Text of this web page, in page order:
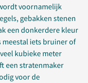
voornamelijk
gebakken stenen
een donkerdere kleur
meestal iets bruiner of
kubieke meter
een stratenmaker
voor de